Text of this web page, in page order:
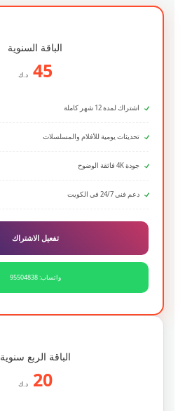
الباقة السنوية
45 د.ك
اشتراك لمدة 12 شهر كاملة
تحديثات يومية للأفلام والمسلسلات
جودة 4K فائقة الوضوح
دعم فني 24/7 في الكويت
تفعيل الاشتراك
واتساب: 95504838
الباقة الربع سنوية
20 د.ك